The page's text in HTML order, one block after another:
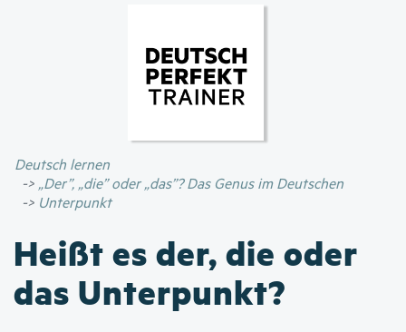
Inhalt
Deutsch lernen
„Der”, „die” oder „das”? Das Genus im Deutschen
Unterpunkt
Heißt es der, die oder
das Unterpunkt?